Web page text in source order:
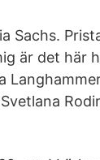
Sachs.
är det här